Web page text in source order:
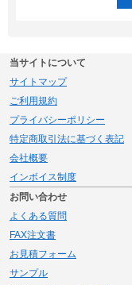
当サイトについて
サイトマップ
ご利用規約
プライバシーポリシー
特定商取引法に基づく表記
会社概要
インボイス制度
お問い合わせ
よくある質問
FAX注文書
お見積フォーム
サンプル